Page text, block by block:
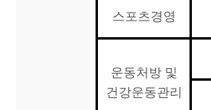
스포츠경영
운동처방 및
건강운동관리